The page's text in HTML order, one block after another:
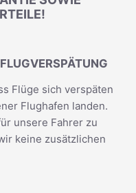
Flüge sich verspäten
Flughafen landen.
unsere Fahrer zu
keine zusätzlichen